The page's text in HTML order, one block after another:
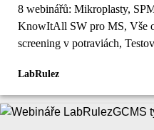
8 webinářů: Mikroplasty,
KnowItAll SW pro MS, Vše
screening v potraviách,
LabRulez